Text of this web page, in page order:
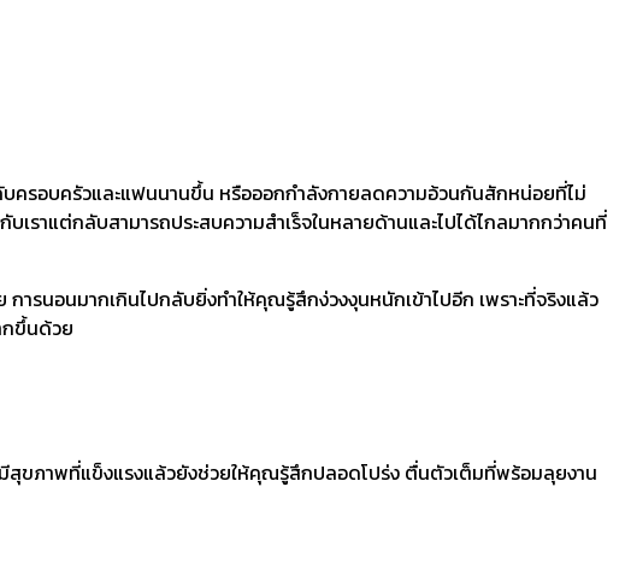
กับครอบครัวและแฟนนานขึ้น หรือออกกำลังกายลดความอ้วนกันสักหน่อยที่ไม่
เราแต่กลับสามารถประสบความสำเร็จในหลายด้านและไปได้ไกลมากกว่าคนที่
รนอนมากเกินไปกลับยิ่งทำให้คุณรู้สึกง่วงงุนหนักเข้าไปอีก เพราะที่จริงแล้ว
กขึ้นด้วย
ขภาพที่แข็งแรงแล้วยังช่วยให้คุณรู้สึกปลอดโปร่ง ตื่นตัวเต็มที่พร้อมลุยงาน